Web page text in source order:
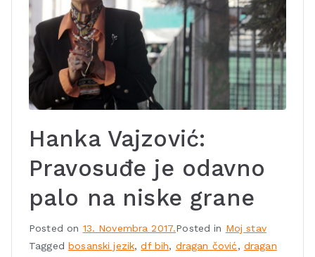
Hanka Vajzović:
Pravosuđe je odavno
palo na niske grane
Posted on 13. Novembra 2017.Posted in Moj stav
Taggedbosanski jezik,df bih, dragan čović, dragan